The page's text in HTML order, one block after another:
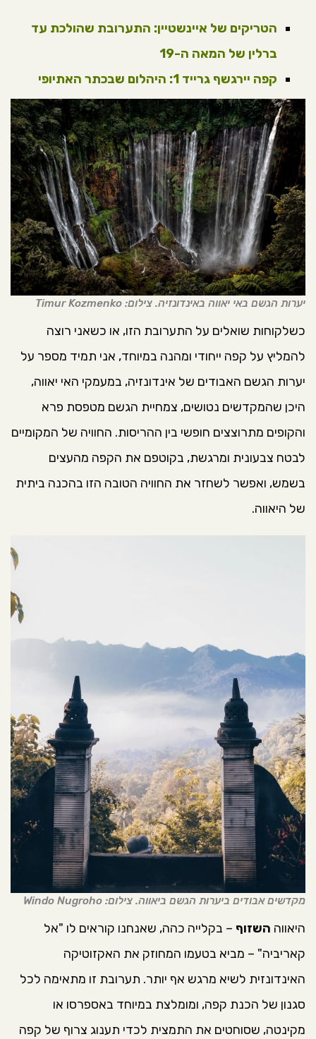
הטריקים של איינשטיין: התערובת שהולכת עד
ברלין של המאה ה-19
קפה יירגשף גרייד 1: היהלום שבכתר האתיופי
יערות הגשם באי יאווה באינדונזיה. צילום: Timur Kozmenko
כשלקוחות שואלים על התערובת הזו, או כשאני רוצה
להמליץ על קפה ייחודי ומהנה במיוחד, אני תמיד מספר על
יערות הגשם האבודים של אינדונזיה, במעמקי האי יאווה,
היכן שהמקדשים נטושים, צמחיית הגשם מטפסת פרא
והקופים מתרוצצים חופשי בין ההריסות. החוויה של המקומיים
לבטח צבעונית ומרגשת, בקוטפם את הקפה מהעצים
בשמש, ואפשר לשחזר את החוויה הטובה הזו בהכנה ביתית
של היאווה.
מקדשים אבודים ביערות הגשם ביאווה. צילום: Windo Nugroho
היאווה השזוף – בקלייה כהה, שאנחנו קוראים לו "אל
קאריביה" – מביא בטעמו המחוזק את האקזוטיקה
האינדונזית לשיא מרגש אף יותר. תערובת זו מתאימה לכל
סגנון של הכנת קפה, ומומלצת במיוחד באספרסו או
מקינטה, שסוחטים את התמצית לכדי תענוג צרוף של קפה